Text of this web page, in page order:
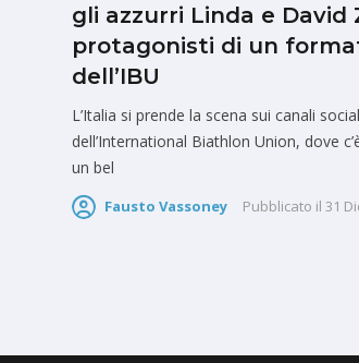
gli azzurri Linda e David
protagonisti di un
dell’IBU
L’Italia si prende la scena sui canali social
dell’International Biathlon Union, dove
un bel
Fausto Vassoney Pubblicato il 31